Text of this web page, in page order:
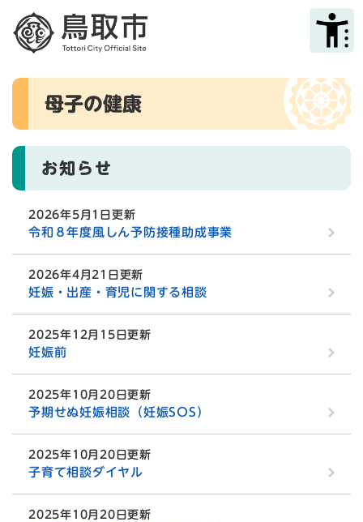
メニューを飛ばして本文へ
本
母子の健康
お知らせ
2026年5月1日更新
令和８年度風しん予防接種助成事業
2026年4月21日更新
妊娠・出産・育児に関する相談
2025年12月15日更新
妊娠前
2025年10月20日更新
予期せぬ妊娠相談（妊娠SOS）
2025年10月20日更新
子育て相談ダイヤル
2025年10月20日更新